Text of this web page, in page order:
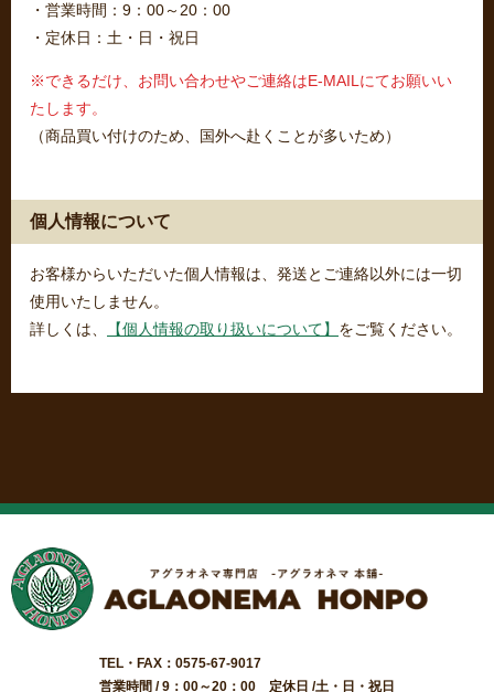
・営業時間：9：00～20：00
・定休日：土・日・祝日
※できるだけ、お問い合わせやご連絡はE-MAILにてお願いい
たします。
（商品買い付けのため、国外へ赴くことが多いため）
個人情報について
お客様からいただいた個人情報は、発送とご連絡以外には一切
使用いたしません。
詳しくは、
【個人情報の取り扱いについて】 をご覧ください。
TEL・FAX：0575-67-9017
営業時間 / 9：00～20：00 定休日 /土・日・祝日